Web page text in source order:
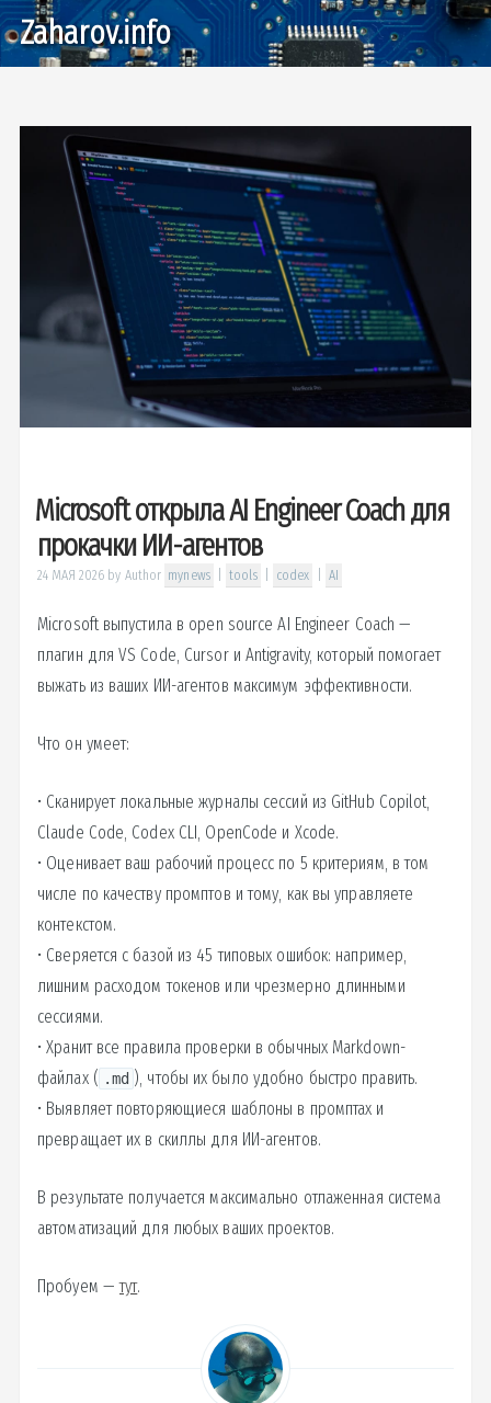
Zaharov.info
Microsoft открыла AI Engineer Coach для
прокачки ИИ-агентов
24 МАЯ 2026 by Author mynews tools codex AI
Microsoft выпустила в open source AI Engineer Coach —
плагин для VS Code, Cursor и Antigravity, который помогает
выжать из ваших ИИ-агентов максимум эффективности.
Что он умеет:
• Сканирует локальные журналы сессий из GitHub Copilot,
Claude Code, Codex CLI, OpenCode и Xcode.
• Оценивает ваш рабочий процесс по 5 критериям, в том
числе по качеству промптов и тому, как вы управляете
контекстом.
• Сверяется с базой из 45 типовых ошибок: например,
лишним расходом токенов или чрезмерно длинными
сессиями.
• Хранит все правила проверки в обычных Markdown-
файлах ( .md ), чтобы их было удобно быстро править.
• Выявляет повторяющиеся шаблоны в промптах и
превращает их в скиллы для ИИ-агентов.
В результате получается максимально отлаженная система
автоматизаций для любых ваших проектов.
Пробуем —тут.